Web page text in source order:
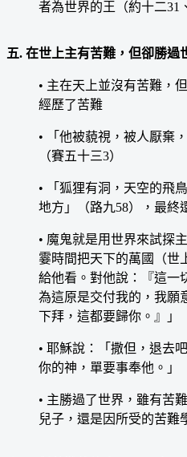
者為世界的王（約十二31
五. 在世上主有苦難，但卻勝過
• 主在天上並沒有苦難，
經歷了苦難
• 「他被藐視，被人厭棄
（賽五十三3）
• 「狐狸有洞，天空的飛
地方」（路九58），最終
• 魔鬼就是用世界來試探
霎時間把天下的萬國（世
給他看。對他說：『這一
為這原是交付我的，我願
下拜，這都要歸你。』」
• 耶穌說：「撒但，退去
你的神，單要事奉他。」
• 主勝過了世界，雖有苦
兒子，還是因所受的苦難